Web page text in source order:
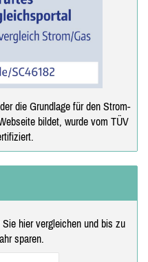
die Grundlage für den Strom-
bildet, wurde vom TÜV
hier vergleichen und bis zu
sparen.